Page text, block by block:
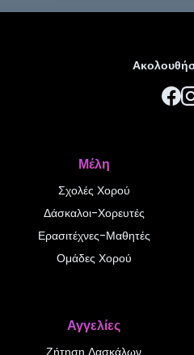
Μέλη
Σχολές Χορού
Δάσκαλοι-Χορευτές
Ερασιτέχνες-Μαθητές
Ομάδες Χορού
Αγγελίες
Ζήτηση Δασκάλων